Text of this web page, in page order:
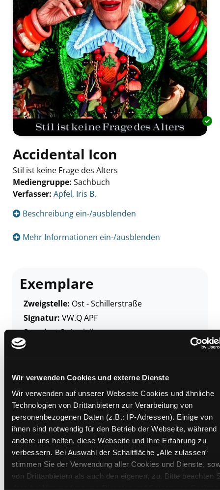
Wir verwenden Cookies und externe Dienste
Wir verwenden auf unserer Webseite Cookies und ähnliche
Technologien von Drittanbietern zur Verarbeitung von
personenbezogenen Daten (z.B.: IP-Adressen). Einige von
ihnen sind notwendig für den Betrieb der Webseite, während
andere uns helfen, diese Webseite und Ihre Erfahrung zu
verbessern. Bei Auswahl der Schaltfläche „Alle zulassen“
stimmen Sie der Verwendung aller Cookies und Dienste,
von Drittanbietern als auch den eigenen, zu. Bitte beachten
Accidental Icon
Stil ist keine Frage des Alters
Mediengruppe: Sachbuch
Verfasser: Suche nach diesem Verfasser
Apfel, Iris B.
Beschreibung ein-/ausblenden
Mehr Informationen ein-/ausblenden
Exemplare
Zweigstelle: Ost - Schillerstraße
Signatur: VW.Q APF
Standort 2:Ausleihe
Status:
Mediengruppe:Sachbuch
Barcode: 1906SB02191
Standort 3:
Zweigstelle: Süd - Lauzilgasse
Signatur: VW.Q APF